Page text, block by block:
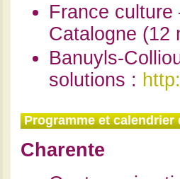
France
Catalogne (12
Banuyls-
solutions :
Programme et calendrier
Charente